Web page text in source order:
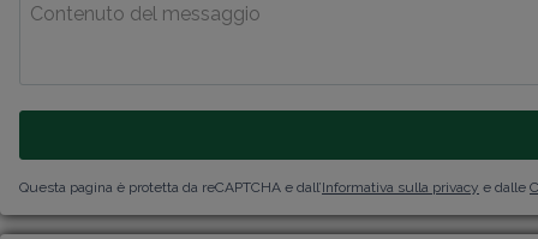
Questa pagina è protetta da reCAPTCHA e dall’Informativa sulla privacy e dalle